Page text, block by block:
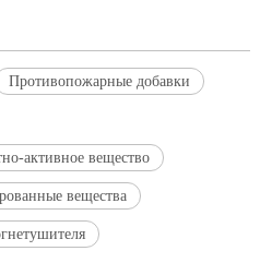
Противопожарные добавки
активное вещество
вещества